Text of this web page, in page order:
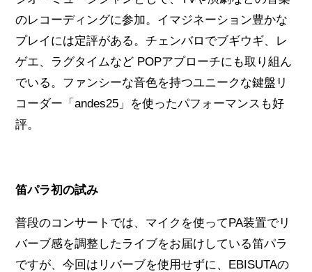
のレコーディングに参加。イマジネーション豊かな
プレイには定評がある。チェンバロでブギウギ、レ
ゲエ、ラグタイムなど POPアプローチにも取り組ん
でいる。ファンシーな音色を持つユニークな鍵盤リ
コーダー「andes25」を使ったパフォーマンスも好
評。
笛パラ初の試み
普段のコンサートでは、マイクを使ってPA装置でリ
バーブ感を調整したライブをお届けしている笛パラ
ですが、今回はリバーブを使用せずに、EBISUTAの